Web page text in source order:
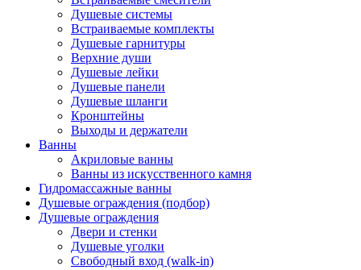
Душевые системы
Встраиваемые комплекты
Душевые гарнитуры
Верхние души
Душевые лейки
Душевые панели
Душевые шланги
Кронштейны
Выходы и держатели
Ванны
Акриловые ванны
Ванны из искусственного камня
Гидромассажные ванны
Душевые ограждения (подбор)
Душевые ограждения
Двери и стенки
Душевые уголки
Свободный вход (walk-in)